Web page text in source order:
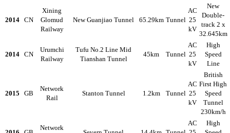
2014 CN
Xining
Glomud
Railway
New Guanjiao Tunnel 65.29km Tunnel
AC
25
kV
New
Double-
track 2 x
32.645km
2014 CN
Urumchi
Railway
Tufu No.2 Line Mid
Tianshan Tunnel
45km Tunnel
AC
25
kV
High
Speed
Line
2015 GB
Network
Rail
Stanton Tunnel 1.2km Tunnel
AC
25
kV
British
First High
Speed
Tunnel
230km/h
Network
AC
High